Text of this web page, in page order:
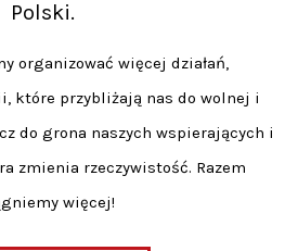
Polski.
organizować więcej działań,
które przybliżają nas do wolnej i
do grona naszych wspierających i
zmienia rzeczywistość. Razem
więcej!